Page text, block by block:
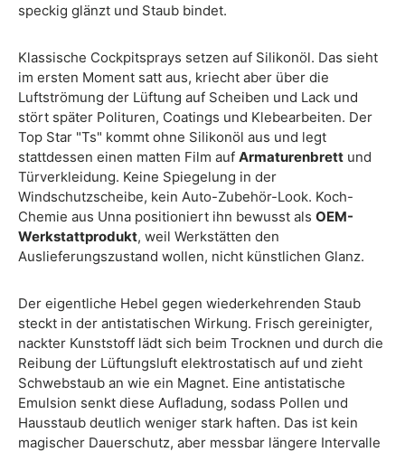
speckig glänzt und Staub bindet.
Klassische Cockpitsprays setzen auf Silikonöl. Das sieht
im ersten Moment satt aus, kriecht aber über die
Luftströmung der Lüftung auf Scheiben und Lack und
stört später Polituren, Coatings und Klebearbeiten. Der
Top Star "Ts" kommt ohne Silikonöl aus und legt
stattdessen einen matten Film auf Armaturenbrett und
Türverkleidung. Keine Spiegelung in der
Windschutzscheibe, kein Auto-Zubehör-Look. Koch-
Chemie aus Unna positioniert ihn bewusst als OEM-
Werkstattprodukt, weil Werkstätten den
Auslieferungszustand wollen, nicht künstlichen Glanz.
Der eigentliche Hebel gegen wiederkehrenden Staub
steckt in der antistatischen Wirkung. Frisch gereinigter,
nackter Kunststoff lädt sich beim Trocknen und durch die
Reibung der Lüftungsluft elektrostatisch auf und zieht
Schwebstaub an wie ein Magnet. Eine antistatische
Emulsion senkt diese Aufladung, sodass Pollen und
Hausstaub deutlich weniger stark haften. Das ist kein
magischer Dauerschutz, aber messbar längere Intervalle